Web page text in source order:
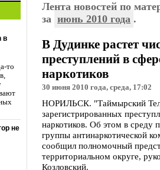
в
то
не
Лента новостей по
за июнь 2010 года .
В Дудинке растет
преступлений в
наркотиков
30 июня 2010 года, среда, 17:02
НОРИЛЬСК. "Таймырский
зарегистрированных
наркотиков. Об этом в среду
группы антинаркотической
сообщил полномочный
территориальном округе,
Козловский.